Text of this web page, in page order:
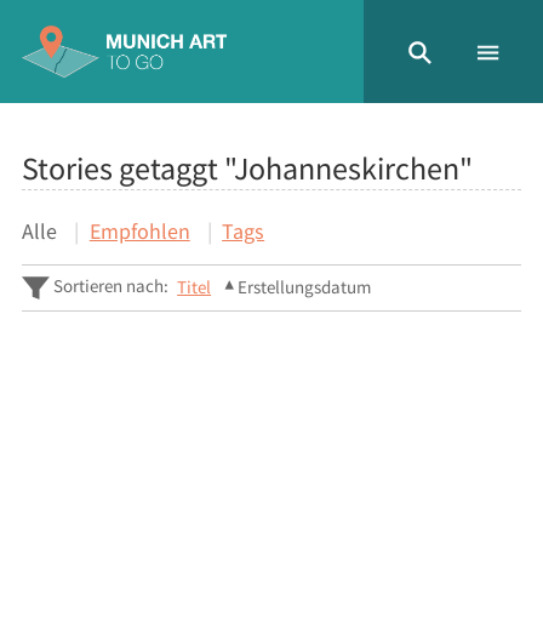
Stories getaggt "Johanneskirchen"
Alle Empfohlen Tags
Sortieren nach: Titel Erstellungsdatum